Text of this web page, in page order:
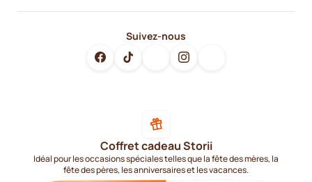
Suivez-nous
Coffret cadeau Storii
Idéal pour les occasions spéciales telles que la fête des mères, la
fête des pères, les anniversaires et les vacances.